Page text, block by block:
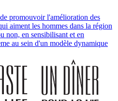
promouvoir l'amélioration des
aiment les hommes dans la région
non, en sensibilisant et en
au sein d'un modèle dynamique